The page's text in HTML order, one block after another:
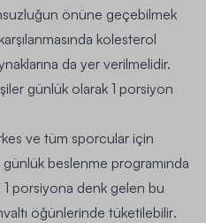
önüne geçebilmek
kolesterol
da yer verilmelidir.
günlük olarak 1 porsiyon
ve tüm sporcular için
beslenme programında
1 porsiyona denk gelen bu
öğünlerinde tüketilebilir.